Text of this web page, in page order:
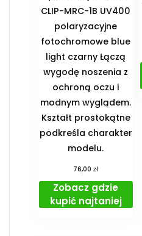
CLIP-MRC-1B UV400
polaryzacyjne
fotochromowe blue
light czarny Łączą
wygodę noszenia z
ochroną oczu i
modnym wyglądem.
Kształt prostokątne
podkreśla charakter
modelu.
76,00zł
Zobacz gdzie
kupić najtaniej